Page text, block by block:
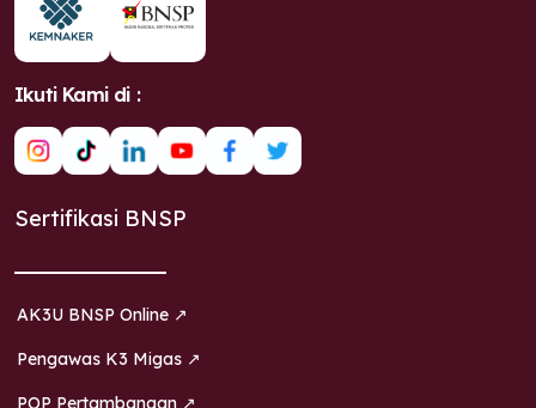
Ikuti Kami di :
Sertifikasi BNSP
AK3U BNSP Online ↗
Pengawas K3 Migas ↗
POP Pertambangan ↗